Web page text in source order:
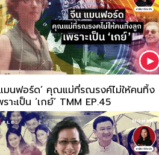
มนฟอร์ด’ คุณแม่ที่รณรงค์ไม่ให้คนทิ้ง
าะเป็น ‘เกย์’ TMM EP.45